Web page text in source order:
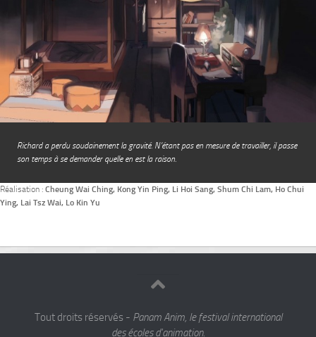
Richard a perdu soudainement la gravité. N’étant pas en mesure de travailler, il passe
son temps à se demander quelle en est la raison.
Réalisation : Cheung Wai Ching, Kong Yin Ping, Li Hoi Sang, Shum Chi Lam, Ho Chui
Ying, Lai Tsz Wai, Lo Kin Yu
Tout droits réservés - Panam Anim, le festival international
des écoles d'animation.